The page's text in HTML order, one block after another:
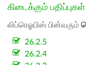
கிடைக்கும் பதிப்புகள்
லிப்ரெஓபிஸ் பின்வரும்
26.2.5
26.2.4